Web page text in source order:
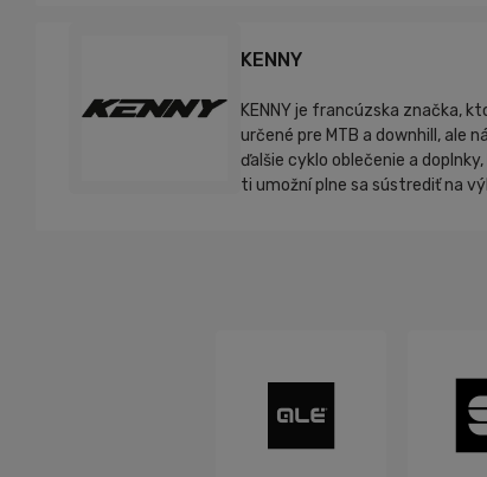
KENNY
KENNY je francúzska značka,
určené pre MTB a downhill, ale
ďalšie cyklo oblečenie a
ti umožní plne sa sústrediť na